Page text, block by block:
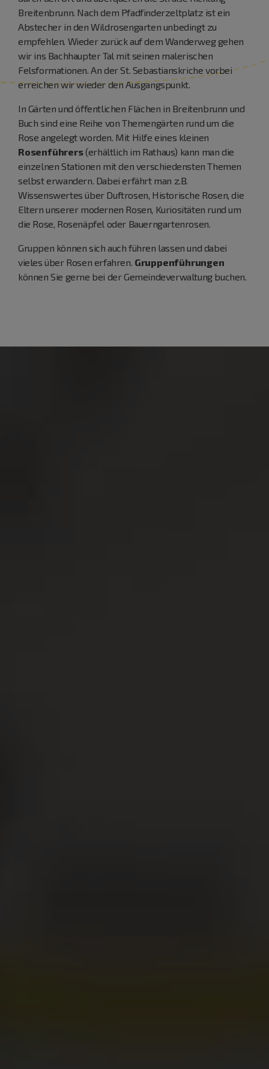
Breitenbrunn. Nach dem Pfadfinderzeltplatz ist ein
Abstecher in den Wildrosengarten unbedingt zu
empfehlen. Wieder zurück auf dem Wanderweg gehen
wir ins Bachhaupter Tal mit seinen malerischen
Felsformationen. An der St. Sebastianskriche vorbei
erreichen wir wieder den Ausgangspunkt.
In Gärten und öffentlichen Flächen in Breitenbrunn und
Buch sind eine Reihe von Themengärten rund um die
Rose angelegt worden. Mit Hilfe eines kleinen
Rosenführers(erhältlich im Rathaus) kann man die
einzelnen Stationen mit den verschiedensten Themen
selbst erwandern. Dabei erfährt man z.B.
Wissenswertes über Duftrosen, Historische Rosen, die
Eltern unserer modernen Rosen, Kuriositäten rund um
die Rose, Rosenäpfel oder Bauerngartenrosen.
Gruppen können sich auch führen lassen und dabei
vieles über Rosen erfahren. Gruppenführungen
können Sie gerne bei der Gemeindeverwaltung buchen.